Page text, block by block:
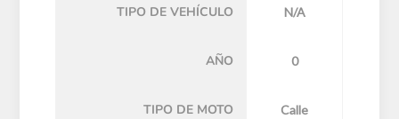
TIPO DE VEHÍCULO N/A
AÑO 0
TIPO DE MOTO Calle